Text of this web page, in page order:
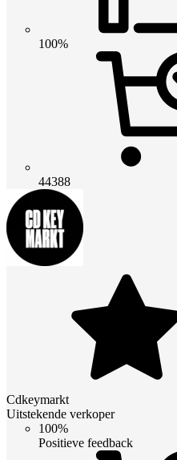
100%
44388
Cdkeymarkt
Uitstekende verkoper
100%
Positieve feedback